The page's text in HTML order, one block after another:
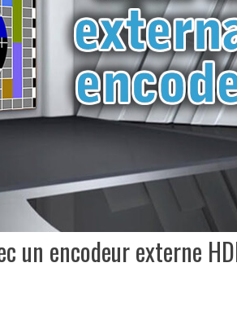
un encodeur externe